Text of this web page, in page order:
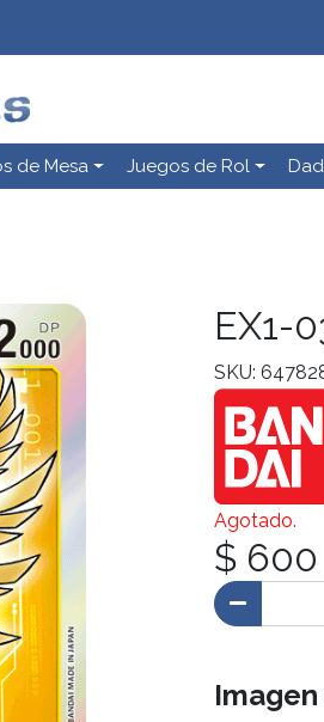
de Mesa Juegos de Rol
EX1-
SKU:
Agotado.
$ 600